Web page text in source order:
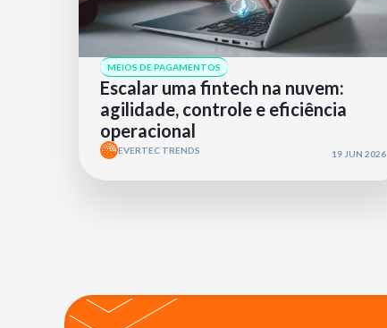
MEIOS DE PAGAMENTOS
Escalar uma fintech na nuvem:
agilidade, controle e eficiência
operacional
EVERTEC TRENDS 19 JUN 2026